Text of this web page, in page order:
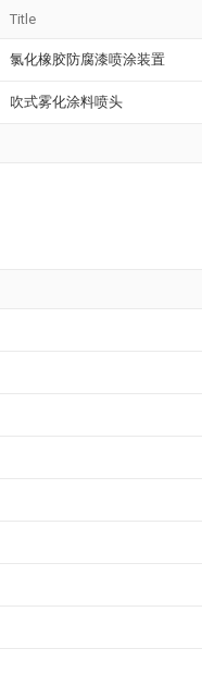
Title
氯化橡胶防腐漆喷涂装置
吹式雾化涂料喷头